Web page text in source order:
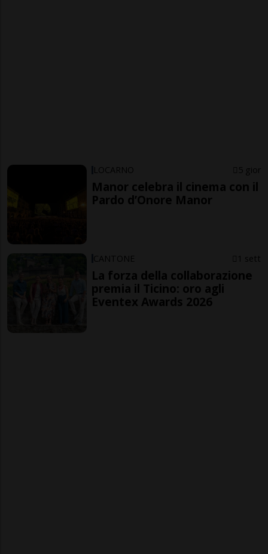
LOCARNO 5 gior
Manor celebra il cinema con il
Pardo d’Onore Manor
CANTONE 1 sett
La forza della collaborazione
premia il Ticino: oro agli
Eventex Awards 2026